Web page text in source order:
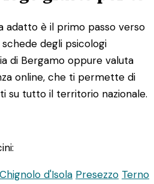
adatto è il primo passo verso
degli psicologi
di Bergamo oppure valuta
online, che ti permette di
su tutto il territorio nazionale.
Chignolo d'Isola Presezzo Terno